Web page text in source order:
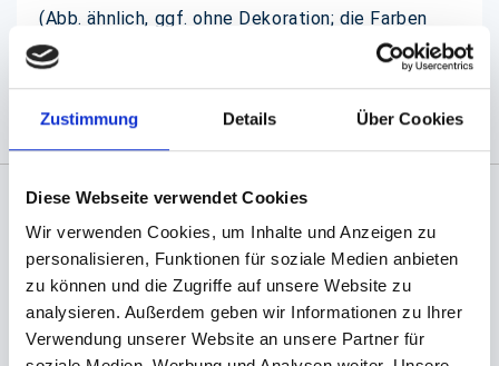
Zustimmung Details Über Cookies
Diese Webseite verwendet Cookies
Wir verwenden Cookies, um Inhalte und Anzeigen zu
personalisieren, Funktionen für soziale Medien anbieten
zu können und die Zugriffe auf unsere Website zu
analysieren. Außerdem geben wir Informationen zu Ihrer
Verwendung unserer Website an unsere Partner für
(Abb. ähnlich, ggf. ohne Dekoration; die Farben
können auf dem Bildschirm anders erscheinen als
das Produkt selbst)
Angaben zur Informationspflichten der GPSR
Produktsicherheitsverordnung:packpack.de GmbH, Am
Bullhamm 24-26, D-26441 Jever, info@packpack.de
Sie könnten auch an folgenden Artikeln
interessiert sein